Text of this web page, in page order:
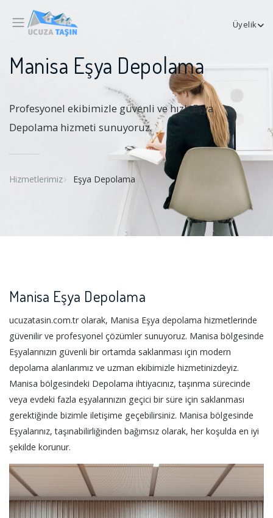
Üyelik
Manisa Eşya Depolama
Profesyonel ekibimizle güvenli ve hızlı Eşya
Depolama hizmeti sunuyoruz.
Hizmetlerimiz Eşya Depolama
Manisa Eşya Depolama
ucuzatasin.com.tr olarak, Manisa Eşya depolama hizmetlerinde
güvenilir ve profesyonel çözümler sunuyoruz. Manisa bölgesinde
Eşyalarınızın güvenli bir ortamda saklanması için modern
depolama alanlarımız ve uzman ekibimizle hizmetinizdeyiz.
Manisa bölgesindeki Depolama ihtiyacınız, taşınma sürecinde
veya evdeki fazla eşyalarınızın geçici bir süre için saklanması
gerektiğinde bizimle iletişime geçebilirsiniz. Manisa bölgesinde
Eşyalarınız, taşınabilirliğinden bağımsız olarak, her koşulda en iyi
şekilde korunur.